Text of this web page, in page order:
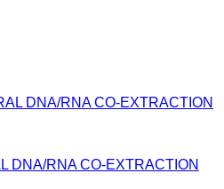
DNA/RNA CO-EXTRACTION